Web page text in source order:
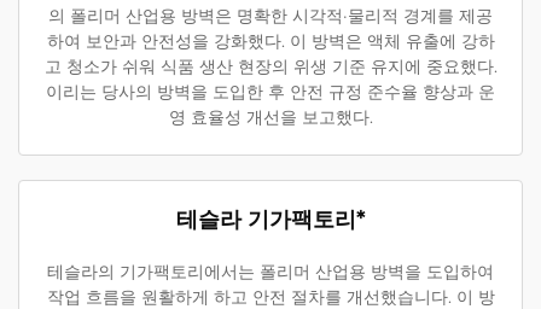
의 폴리머 산업용 방벽은 명확한 시각적·물리적 경계를 제공
하여 보안과 안전성을 강화했다. 이 방벽은 액체 유출에 강하
고 청소가 쉬워 식품 생산 현장의 위생 기준 유지에 중요했다.
이리는 당사의 방벽을 도입한 후 안전 규정 준수율 향상과 운
영 효율성 개선을 보고했다.
테슬라 기가팩토리*
테슬라의 기가팩토리에서는 폴리머 산업용 방벽을 도입하여
작업 흐름을 원활하게 하고 안전 절차를 개선했습니다. 이 방